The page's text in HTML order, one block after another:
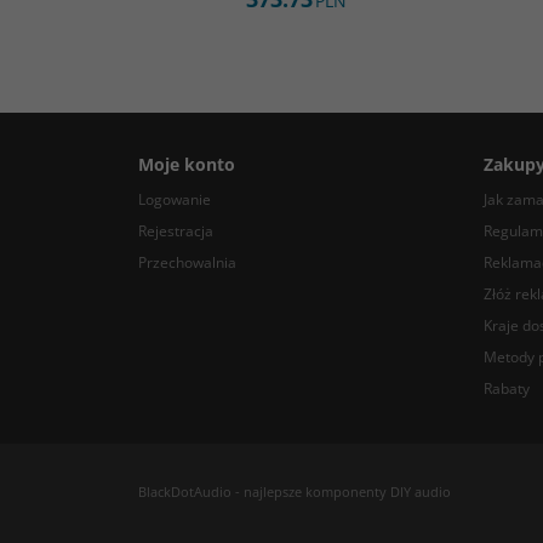
Moje konto
Logowanie
Rejestracja
Przechowalnia
Jak
Złóż
Kraje
Metody
Rabaty
BlackDotAudio - najlepsze komponenty DIY audio